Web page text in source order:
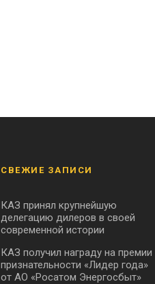
СВЕЖИЕ ЗАПИСИ
КАЗ принял крупнейшую
делегацию дилеров в своей
современной истории
КАЗ получил награду на премии
признательности «Лидер года»
от АО «Росатом Энергосбыт»